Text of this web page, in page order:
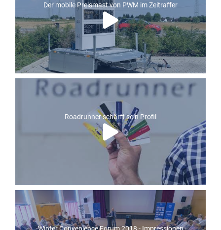
Der mobile Preismast von PWM im Zeitraffer
Roadrunner schärft sein Profil
Winter Convenience Forum 2018 - Impressionen